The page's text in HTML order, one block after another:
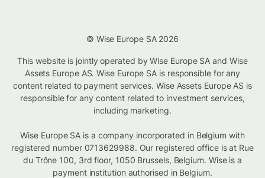
© Wise Europe SA 2026
This website is jointly operated by Wise Europe SA and Wise
Assets Europe AS. Wise Europe SA is responsible for any
content related to payment services. Wise Assets Europe AS is
responsible for any content related to investment services,
including marketing.
Wise Europe SA is a company incorporated in Belgium with
registered number 0713629988. Our registered office is at Rue
du Trône 100, 3rd floor, 1050 Brussels, Belgium. Wise is a
payment institution authorised in Belgium.